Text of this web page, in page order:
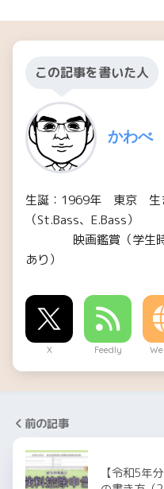
この記事を書いた人
かわべ
生誕：1969年 東京 生
（St.Bass、E.Bass
映画鑑賞（学生時代
あり）
X Feedly
前の記事
【令和5年